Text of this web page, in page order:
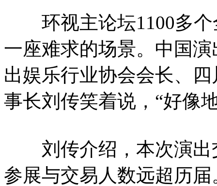
环视主论坛1100多个
一座难求的场景。中国
出娱乐行业协会会长、
事长刘传笑着说，“好像
刘传介绍，本次演出
参展与交易人数远超历